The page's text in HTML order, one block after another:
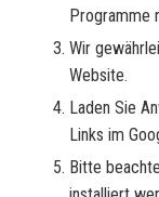
Programme
Wir
Website.
Laden Sie
Links im
Bitte